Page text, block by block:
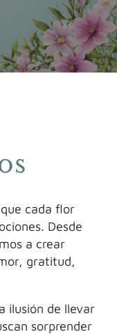
cada flor
Desde
a crear
gratitud,
ilusión de llevar
sorprender